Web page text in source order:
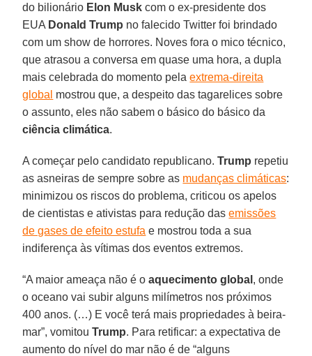
do bilionário Elon Musk com o ex-presidente dos
EUA Donald Trump no falecido Twitter foi brindado
com um show de horrores. Noves fora o mico técnico,
que atrasou a conversa em quase uma hora, a dupla
mais celebrada do momento pelaextrema-direita
global mostrou que, a despeito das tagarelices sobre
o assunto, eles não sabem o básico do básico da
ciência climática.
A começar pelo candidato republicano. Trump repetiu
as asneiras de sempre sobre as mudanças climáticas:
minimizou os riscos do problema, criticou os apelos
de cientistas e ativistas para redução dasemissões
de gases de efeito estufa e mostrou toda a sua
indiferença às vítimas dos eventos extremos.
“A maior ameaça não é oaquecimento global , onde
o oceano vai subir alguns milímetros nos próximos
400 anos. (…) E você terá mais propriedades à beira-
mar”, vomitouTrump. Para retificar: a expectativa de
aumento do nível do mar não é de “alguns